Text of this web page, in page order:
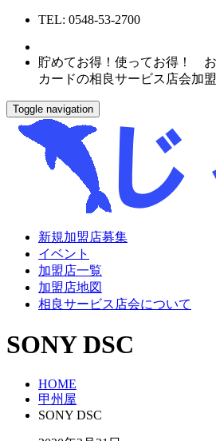
TEL: 0548-53-2700
貯めてお得！使ってお得！
カードの相良サービス店会加
Toggle navigation
新規加盟店募集
イベント
加盟店一覧
加盟店地図
相良サービス店会について
SONY DSC
HOME
甲州屋
SONY DSC